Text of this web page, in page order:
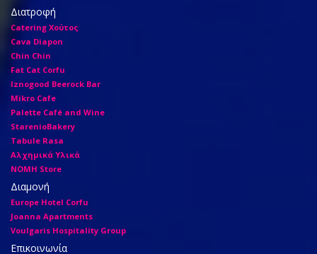
Διατροφή
Catering Χούτος
Cava Diapon
Chin Chin
Fat Cat Corfu
Iznogood Βeerock Bar
Mikro Cafe
Palette Café and Wine
StarenioBakery
Tabule Rasa
Αλχημικά Υλικά
ΝΟΜΗ Store
Διαμονή
Europe Hotel Corfu
Joanna Apartments
Voulgaris Hospitality Group
Επικοινωνία